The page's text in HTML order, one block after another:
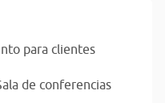
para clientes
de conferencias